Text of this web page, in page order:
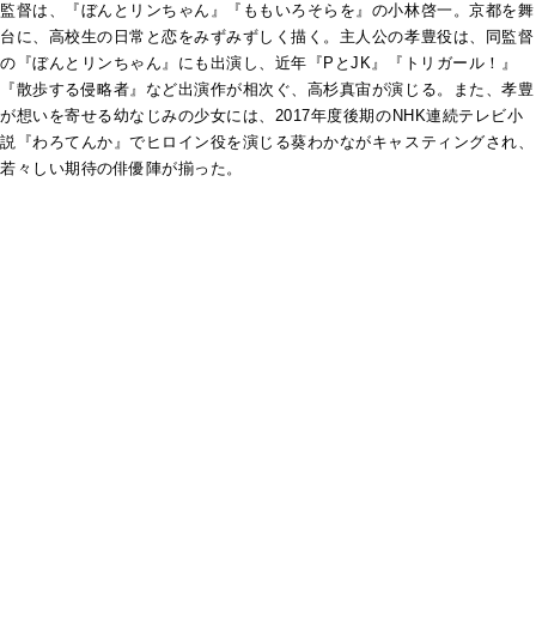
監督は、『ぼんとリンちゃん』『ももいろそらを』の小林啓一。京都を舞
台に、高校生の日常と恋をみずみずしく描く。主人公の孝豊役は、同監督
の『ぼんとリンちゃん』にも出演し、近年『PとJK』『トリガール！』
『散歩する侵略者』など出演作が相次ぐ、高杉真宙が演じる。また、孝豊
が想いを寄せる幼なじみの少女には、2017年度後期のNHK連続テレビ小
説『わろてんか』でヒロイン役を演じる葵わかながキャスティングされ、
若々しい期待の俳優陣が揃った。